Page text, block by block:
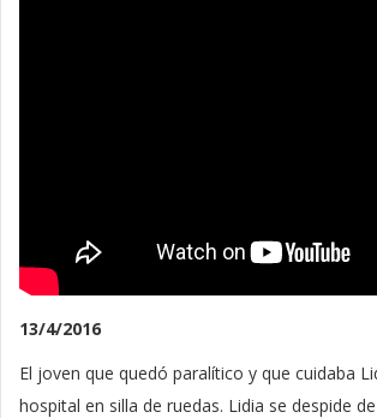
13/4/2016
El joven que quedó paralítico y que cuidaba
hospital en silla de ruedas. Lidia se despide